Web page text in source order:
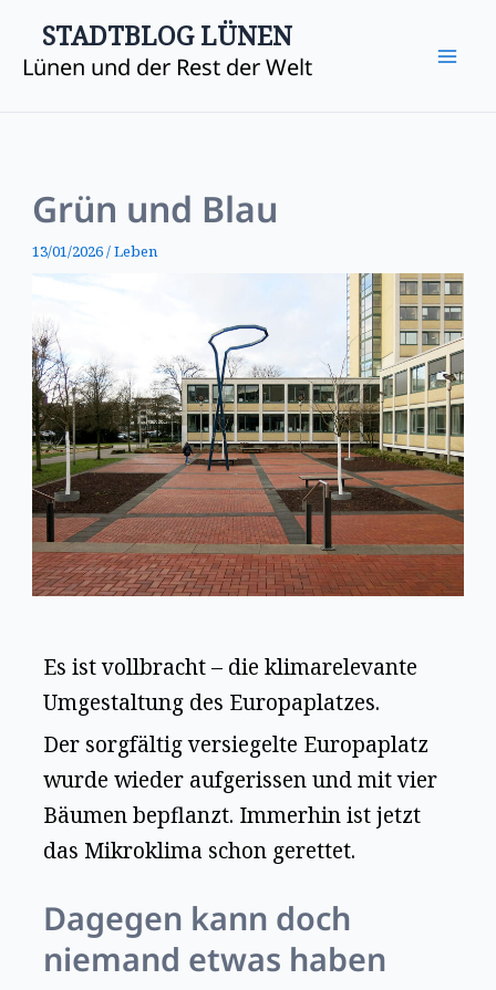
InhaltSTADTBLOG LÜNEN
Lünen und der Rest der Welt
Grün und Blau
13/01/2026/Leben
Es ist vollbracht – die klimarelevante
Umgestaltung des Europaplatzes.
Der sorgfältig versiegelte Europaplatz
wurde wieder aufgerissen und mit vier
Bäumen bepflanzt. Immerhin ist jetzt
das Mikroklima schon gerettet.
Dagegen kann doch
niemand etwas haben